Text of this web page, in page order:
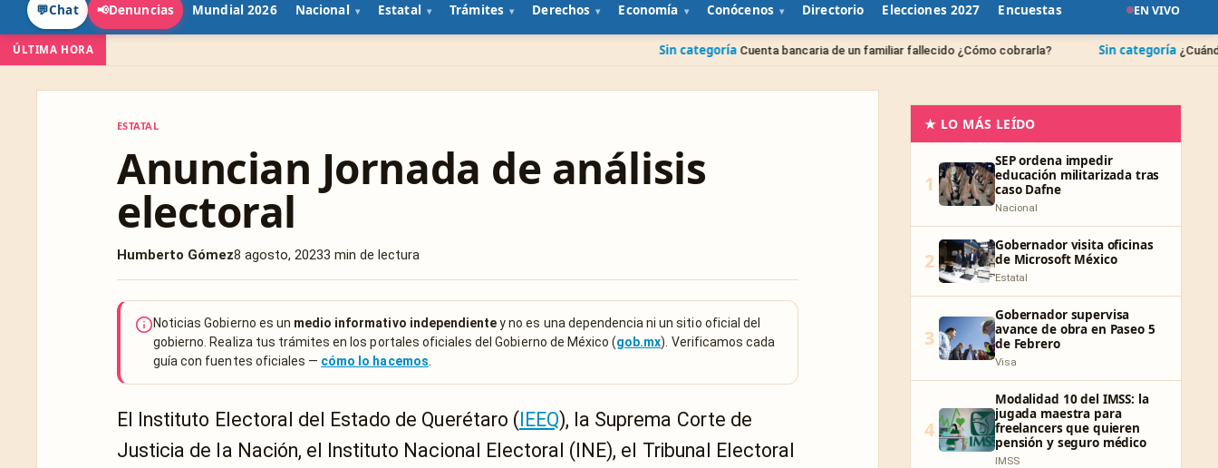
💬Chat 📢Denuncias Mundial 2026 Nacional Estatal Trámites Derechos Economía Conócenos Directorio Elecciones 2027 Encuestas EN VIVO
ÚLTIMA HORA Cuenta bancaria de un familiar fallecido ¿Cómo cobrarla? Sin categoría ¿Cuándo se borran las
ESTATAL
Anuncian Jornada de análisis
electoral
Humberto Gómez8 agosto, 20233 min de lectura
Noticias Gobierno es un medio informativo independientey no es una dependencia ni un sitio oficial del
gobierno. Realiza tus trámites en los portales oficiales del Gobierno de México (gob.mx). Verificamos cada
guía con fuentes oficiales — cómo lo hacemos
El Instituto Electoral del Estado de Querétaro (IEEQ), la Suprema Corte de
Justicia de la Nación, el Instituto Nacional Electoral (INE), el Tribunal Electoral
★ LO MÁS LEÍDO
1
SEP ordena impedir
educación militarizada tras
caso Dafne
Nacional
2
Gobernador visita oficinas
de Microsoft México
Estatal
3
Gobernador supervisa
avance de obra en Paseo 5
de Febrero
Visa
4
Modalidad 10 del IMSS: la
jugada maestra para
freelancers que quieren
pensión y seguro médico
IMSS